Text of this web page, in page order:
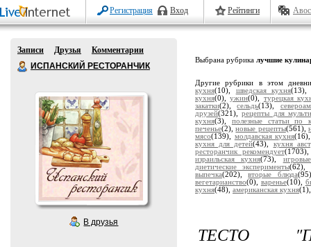
Регистрация Вход Рейтинги
Записи Друзья
Комментарии
ИСПАНСКИЙ РЕСТОРАНЧИК
В друзья
Выбрана рубрика лучшие
Другие рубрики в этом
кухня(10), шведская кухня
кухня(0),ужин(0), турецкая
закатки(2),сельдь(13),
друзей(321),рецепты для
кухня(3), полезные статьи по
печенье(2),новые рецепты(561),
мясо(139), молдавская кухня
кухня для детей(43), кухня
ресторанчик рекомендует
израильская кухня(73),
диетические эксперименты(62),
выпечка(202),вторые блюда
вегетарианство(0), варенье(10),
кухня(48), американская кухня
ТЕСТО